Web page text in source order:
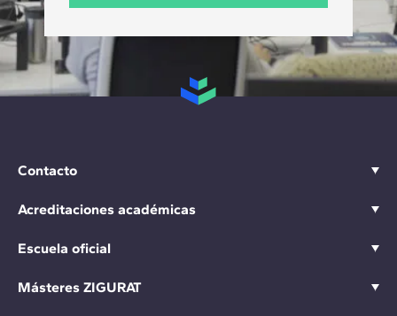
Contacto
Acreditaciones académicas
Escuela oficial
Másteres ZIGURAT